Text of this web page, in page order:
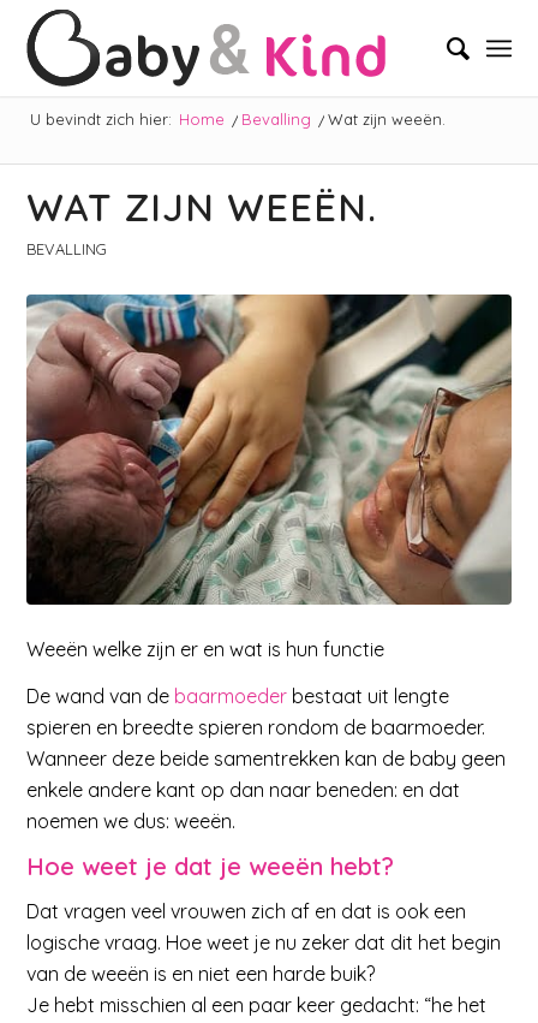
U bevindt zich hier: Home / Bevalling / Wat zijn weeën.
WAT ZIJN WEEËN.
BEVALLING
Weeën welke zijn er en wat is hun functie
De wand van de baarmoeder bestaat uit lengte
spieren en breedte spieren rondom de baarmoeder.
Wanneer deze beide samentrekken kan de baby geen
enkele andere kant op dan naar beneden: en dat
noemen we dus: weeën.
Hoe weet je dat je weeën hebt?
Dat vragen veel vrouwen zich af en dat is ook een
logische vraag. Hoe weet je nu zeker dat dit het begin
van de weeën is en niet een harde buik?
Je hebt misschien al een paar keer gedacht: “he het